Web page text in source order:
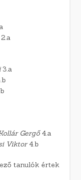
2.a
3.a
Gergő4.a
Viktor4.b
tanulók értek